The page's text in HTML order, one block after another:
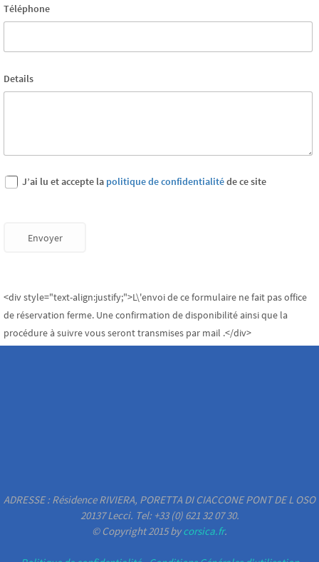
Téléphone
Details
J’ai lu et accepte la politique de confidentialitéde ce site
Envoyer
<div style="text-align:justify;">L\'envoi de ce formulaire ne fait pas office
de réservation ferme. Une confirmation de disponibilité ainsi que la
procédure à suivre vous seront transmises par mail .</div>
ADRESSE : Résidence RIVIERA, PORETTA DI CIACCONE PONT DE L OSO
20137 Lecci. Tel: +33 (0) 621 32 07 30.
© Copyright 2015 bycorsica.fr.